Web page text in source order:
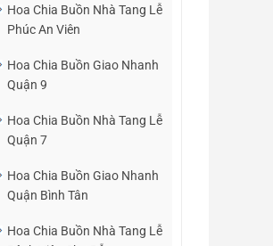
Hoa Chia Buồn Nhà Tang Lễ
Phúc An Viên
Hoa Chia Buồn Giao Nhanh
Quận 9
Hoa Chia Buồn Nhà Tang Lễ
Quận 7
Hoa Chia Buồn Giao Nhanh
Quận Bình Tân
Hoa Chia Buồn Nhà Tang Lễ